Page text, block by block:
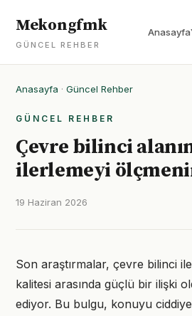
Mekongfmk
GÜNCEL REHBER
Anasayfa
Anasayfa · Güncel Rehber
GÜNCEL REHBER
Çevre bilinci
ilerlemeyi
19 Haziran 2026
Son araştırmalar, çevre bilinci
kalitesi arasında güçlü bir ilişki
ediyor. Bu bulgu, konuyu